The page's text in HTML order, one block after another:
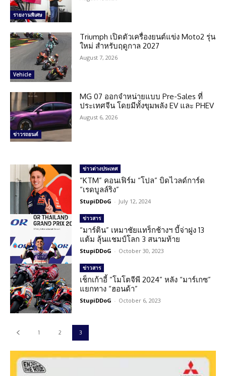
รายงานพิเศษ
Vehicle
Triumph เปิดตัวเครื่องยนต์แข่ง Moto2 รุ่น
ใหม่ สำหรับฤดูกาล 2027
August 7, 2026
ข่าวรถยนต์
MG 07 ออกจำหน่ายแบบ Pre-Sales ที่
ประเทศจีน โดยมีทั้งขุมพลัง EV และ PHEV
August 6, 2026
ข่าวต่างประเทศ
“KTM” คอนเฟิร์ม “โปล” บิดไวลด์การ์ด
“เรดบูลล์ริง”
StupiDDoG - July 12, 2024
ข่าวสาร
“มาร์ติน” เหมาชัยแทร็กช้างฯ บี้จ่าฝูง 13
แต้ม ลุ้นแชมป์โลก 3 สนามท้าย
StupiDDoG - October 30, 2023
ข่าวสาร
เช็กเก้าอี้ “โมโตจีพี 2024” หลัง “มาร์เกซ”
แยกทาง “ฮอนด้า”
StupiDDoG - October 6, 2023
1 2 3